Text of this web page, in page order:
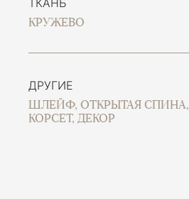
ТКАНЬ
КРУЖЕВО
ДРУГИЕ
ШЛЕЙФ, ОТКРЫТАЯ СПИНА,
КОРСЕТ, ДЕКОР